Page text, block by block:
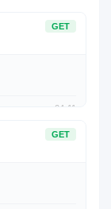
GET
04-11
GET